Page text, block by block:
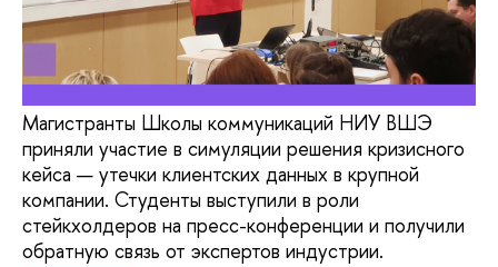
Магистранты Школы коммуникаций НИУ ВШЭ
приняли участие в симуляции решения кризисного
кейса — утечки клиентских данных в крупной
компании. Студенты выступили в роли
стейкхолдеров на пресс-конференции и получили
обратную связь от экспертов индустрии.